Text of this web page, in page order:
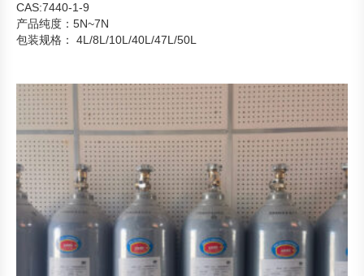
CAS:7440-1-9
产品纯度：5N~7N
包装规格： 4L/8L/10L/40L/47L/50L